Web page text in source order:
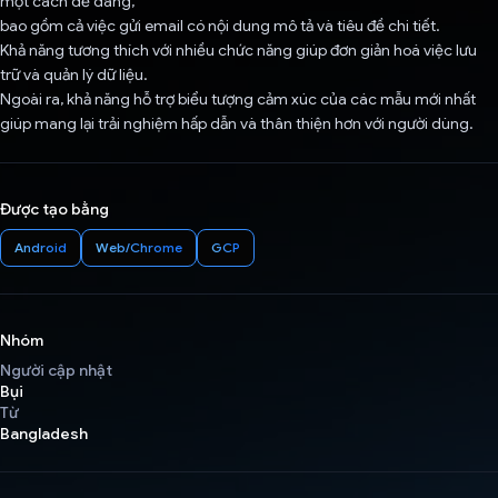
bao gồm cả việc gửi email có nội dung mô tả và tiêu đề chi tiết.
Khả năng tương thích với nhiều chức năng giúp đơn giản hoá việc lưu
trữ và quản lý dữ liệu.
Ngoài ra, khả năng hỗ trợ biểu tượng cảm xúc của các mẫu mới nhất
giúp mang lại trải nghiệm hấp dẫn và thân thiện hơn với người dùng.
Được tạo bằng
Android Web/Chrome GCP
Nhóm
Người cập nhật
Bụi
Từ
Bangladesh